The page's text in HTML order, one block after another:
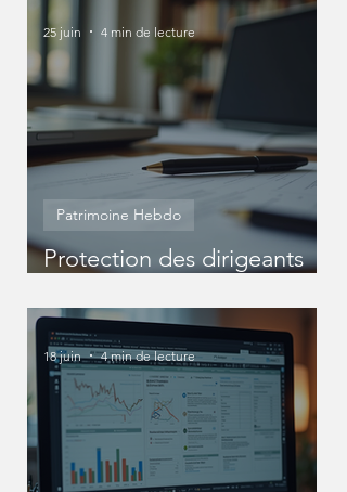
Protection des dirigeants
efficacement votre statut
de dirigeant
Patrimoine Hebdo
25 juin 4 min de lecture
18 juin 4 min de lecture